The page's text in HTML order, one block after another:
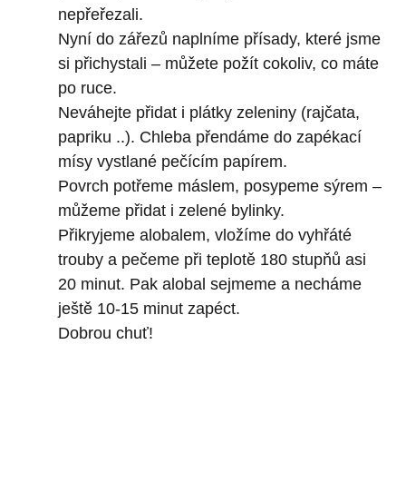
nepřeřezali.
Nyní do zářezů naplníme přísady, které jsme
si přichystali – můžete požít cokoliv, co máte
po ruce.
Neváhejte přidat i plátky zeleniny (rajčata,
papriku ..). Chleba přendáme do zapékací
mísy vystlané pečícím papírem.
Povrch potřeme máslem, posypeme sýrem –
můžeme přidat i zelené bylinky.
Přikryjeme alobalem, vložíme do vyhřáté
trouby a pečeme při teplotě 180 stupňů asi
20 minut. Pak alobal sejmeme a necháme
ještě 10-15 minut zapéct.
Dobrou chuť!